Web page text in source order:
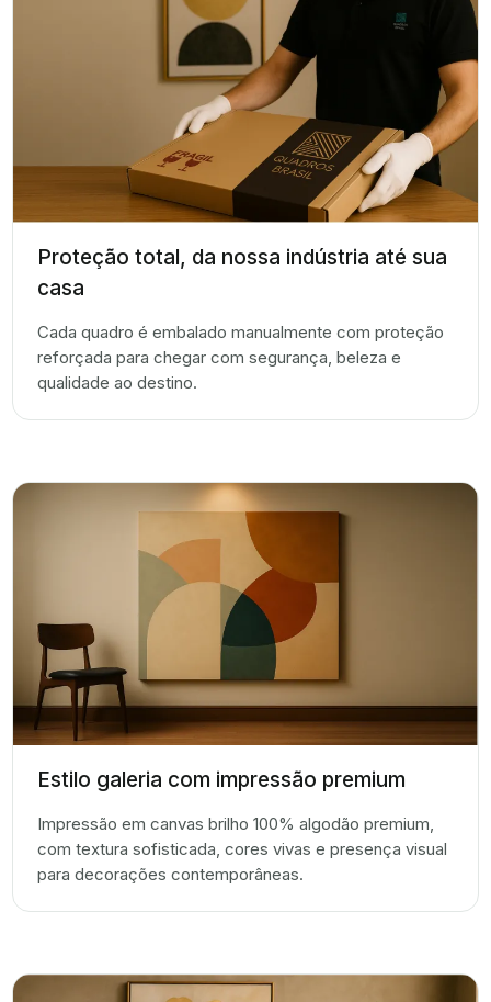
Proteção total, da nossa indústria até sua
casa
Cada quadro é embalado manualmente com proteção
reforçada para chegar com segurança, beleza e
qualidade ao destino.
Estilo galeria com impressão premium
Impressão em canvas brilho 100% algodão premium,
com textura sofisticada, cores vivas e presença visual
para decorações contemporâneas.